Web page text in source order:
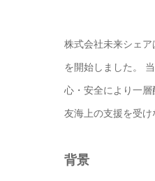
株式会社未来シェ
を開始しました。
心・安全により一
友海上の支援を受け
背景